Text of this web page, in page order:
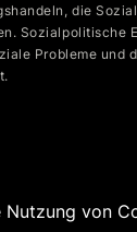
die
Sozialpolitische
Probleme und
Nutzung von